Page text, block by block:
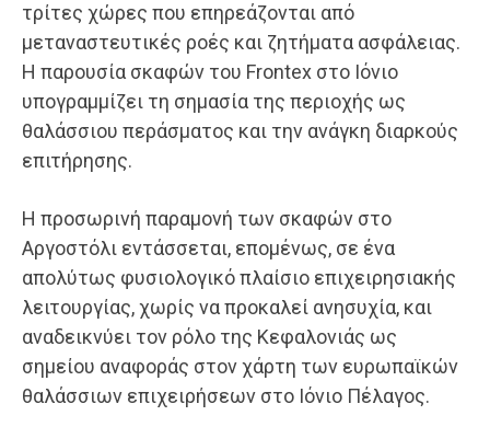
τρίτες χώρες που επηρεάζονται από
μεταναστευτικές ροές και ζητήματα ασφάλειας.
Η παρουσία σκαφών του Frontex στο Ιόνιο
υπογραμμίζει τη σημασία της περιοχής ως
θαλάσσιου περάσματος και την ανάγκη διαρκούς
επιτήρησης.
Η προσωρινή παραμονή των σκαφών στο
Αργοστόλι εντάσσεται, επομένως, σε ένα
απολύτως φυσιολογικό πλαίσιο επιχειρησιακής
λειτουργίας, χωρίς να προκαλεί ανησυχία, και
αναδεικνύει τον ρόλο της Κεφαλονιάς ως
σημείου αναφοράς στον χάρτη των ευρωπαϊκών
θαλάσσιων επιχειρήσεων στο Ιόνιο Πέλαγος.